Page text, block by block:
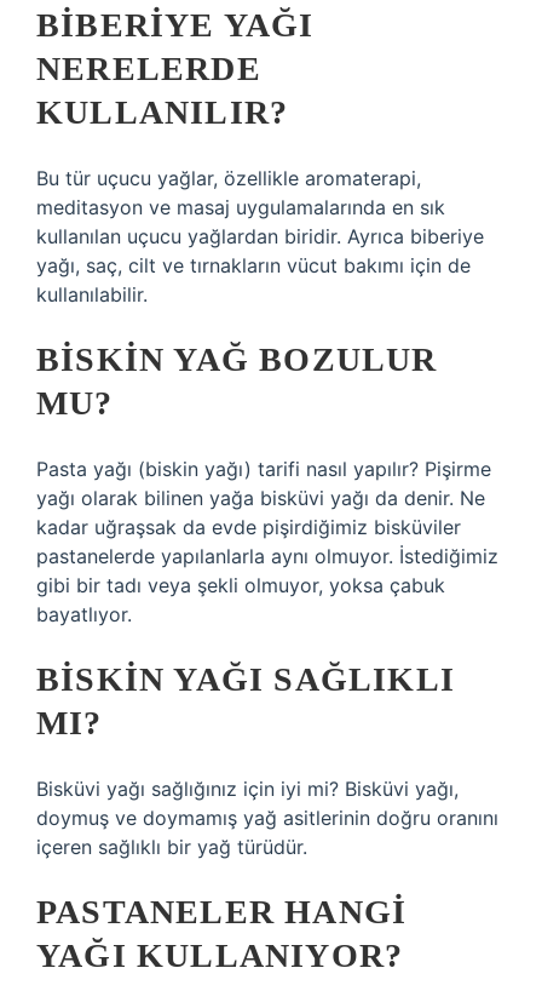
BIBERIYE YAĞI
NERELERDE
KULLANILIR?
Bu tür uçucu yağlar, özellikle aromaterapi,
meditasyon ve masaj uygulamalarında en sık
kullanılan uçucu yağlardan biridir. Ayrıca biberiye
yağı, saç, cilt ve tırnakların vücut bakımı için de
kullanılabilir.
BISKIN YAĞ BOZULUR
MU?
Pasta yağı (biskin yağı) tarifi nasıl yapılır? Pişirme
yağı olarak bilinen yağa bisküvi yağı da denir. Ne
kadar uğraşsak da evde pişirdiğimiz bisküviler
pastanelerde yapılanlarla aynı olmuyor. İstediğimiz
gibi bir tadı veya şekli olmuyor, yoksa çabuk
bayatlıyor.
BISKIN YAĞI SAĞLIKLI
MI?
Bisküvi yağı sağlığınız için iyi mi? Bisküvi yağı,
doymuş ve doymamış yağ asitlerinin doğru oranını
içeren sağlıklı bir yağ türüdür.
PASTANELER HANGI
YAĞI KULLANIYOR?